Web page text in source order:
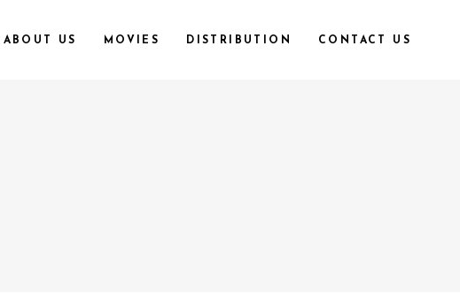
ABOUT US MOVIES DISTRIBUTION CONTACT US